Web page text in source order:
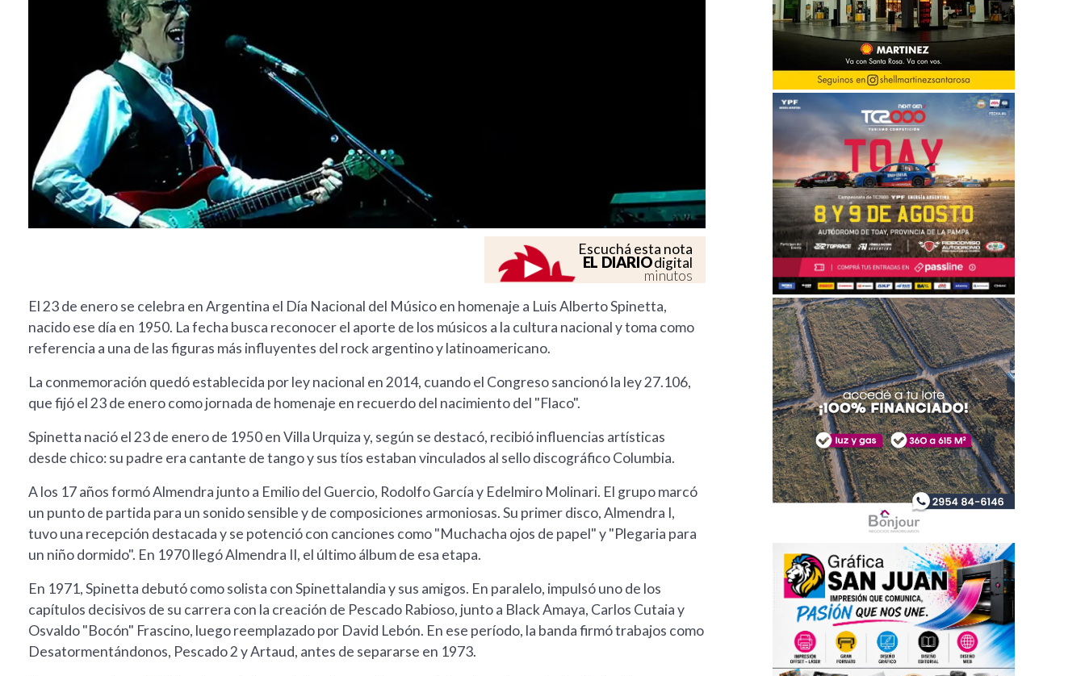
Escuchá esta nota
EL DIARIOdigital
minutos
El 23 de enero se celebra en Argentina el Día Nacional del Músico en homenaje a Luis Alberto Spinetta,
nacido ese día en 1950. La fecha busca reconocer el aporte de los músicos a la cultura nacional y toma como
referencia a una de las figuras más influyentes del rock argentino y latinoamericano.
La conmemoración quedó establecida por ley nacional en 2014, cuando el Congreso sancionó la ley 27.106,
que fijó el 23 de enero como jornada de homenaje en recuerdo del nacimiento del "Flaco".
Spinetta nació el 23 de enero de 1950 en Villa Urquiza y, según se destacó, recibió influencias artísticas
desde chico: su padre era cantante de tango y sus tíos estaban vinculados al sello discográfico Columbia.
A los 17 años formó Almendra junto a Emilio del Guercio, Rodolfo García y Edelmiro Molinari. El grupo marcó
un punto de partida para un sonido sensible y de composiciones armoniosas. Su primer disco, Almendra I,
tuvo una recepción destacada y se potenció con canciones como "Muchacha ojos de papel" y "Plegaria para
un niño dormido". En 1970 llegó Almendra II, el último álbum de esa etapa.
En 1971, Spinetta debutó como solista con Spinettalandia y sus amigos. En paralelo, impulsó uno de los
capítulos decisivos de su carrera con la creación de Pescado Rabioso, junto a Black Amaya, Carlos Cutaia y
Osvaldo "Bocón" Frascino, luego reemplazado por David Lebón. En ese período, la banda firmó trabajos como
Desatormentándonos, Pescado 2 y Artaud, antes de separarse en 1973.